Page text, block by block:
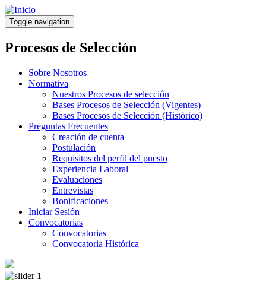
Pasar
al
contenido
principal
Toggle navigation
Procesos de Selección
Sobre Nosotros
Normativa
Nuestros Procesos de selección
Bases Procesos de Selección (Vigentes)
Bases Procesos de Selección (Histórico)
Preguntas Frecuentes
Creación de cuenta
Postulación
Requisitos del perfil del puesto
Experiencia Laboral
Evaluaciones
Entrevistas
Bonificaciones
Iniciar Sesión
Convocatorias
Convocatorias
Convocatoria Histórica